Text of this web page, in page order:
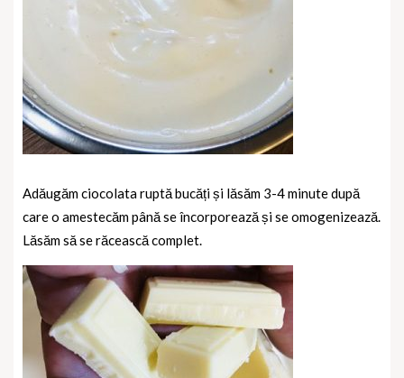
Adăugăm ciocolata ruptă bucăți și lăsăm 3-4 minute după
care o amestecăm până se încorporează și se omogenizează.
Lăsăm să se răcească complet.